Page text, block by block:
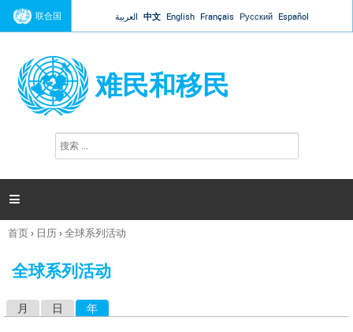
Jump to navigation
联合国 العربية 中文 English Français Русский Español
难民和移民
搜
索

你
这
首页› 日历›全球系列活动
全球系列活动
月 日 年